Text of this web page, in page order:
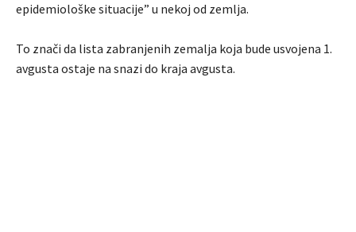
epidemiološke situacije” u nekoj od zemlja.
To znači da lista zabranjenih zemalja koja bude usvojena 1.
avgusta ostaje na snazi do kraja avgusta.